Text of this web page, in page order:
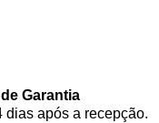
Garantia
dias após a recepção.